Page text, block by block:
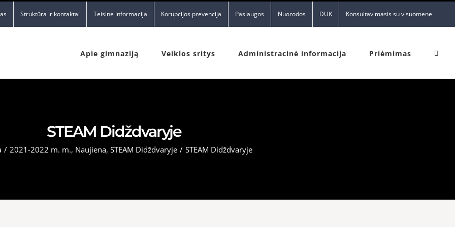
Struktūra ir kontaktai Teisinė informacija Korupcijos prevencija Paslaugos Nuorodos DUK Konsultavimasis su visuomene
Apie gimnaziją Veiklos sritys Administracinė informacija Priėmimas
STEAM Didždvaryje
/ 2021-2022 m. m., Naujiena, STEAM Didždvaryje / STEAM Didždvaryje